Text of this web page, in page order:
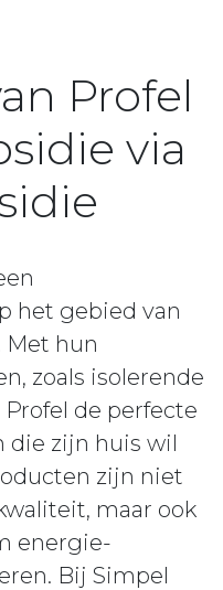
Profel
via
het gebied van
hun
zoals isolerende
de perfecte
die zijn huis wil
zijn niet
maar ook
energie-
Bij Simpel